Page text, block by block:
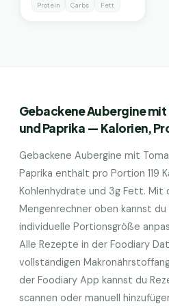
Protein Carbs Fett
Gebackene Aubergine
und Paprika — Kalorien,
Gebackene Aubergine mit
Paprika enthält pro Portion 119
Kohlenhydrate und 3g Fett. Mit
Mengenrechner oben kannst
individuelle Portionsgröße
Alle Rezepte in der Foodiary
vollständigen
der Foodiary App kannst du
scannen oder manuell